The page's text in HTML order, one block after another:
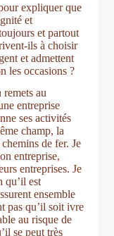
expliquer que
et
et partout
ils à choisir
et admettent
les occasions ?
au
entreprise
ses activités
champ, la
de fer. Je
entreprise,
entreprises. Je
qu’il est
ensemble
pas qu’il soit ivre
au risque de
se peut très